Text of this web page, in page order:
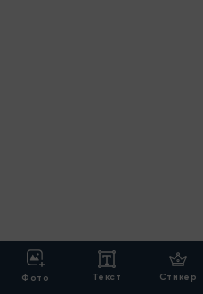
Фото Текст Стикер